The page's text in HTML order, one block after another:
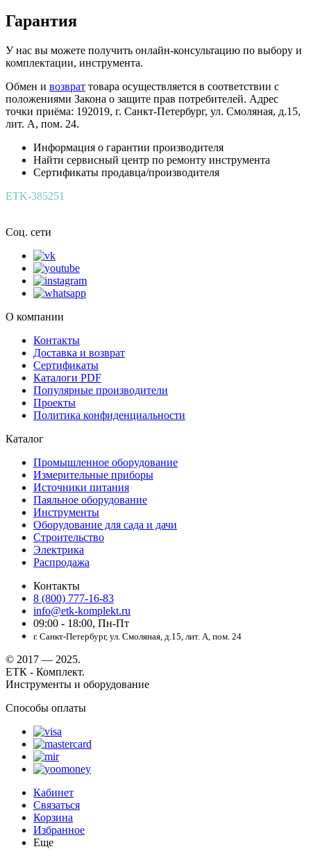
Гарантия
У нас вы можете получить онлайн-консультацию по выбору и
комплектации, инструмента.
Обмен и возврат товара осуществляется в соответствии с
положениями Закона о защите прав потребителей. Адрес
точки приёма: 192019, г. Санкт-Петербург, ул. Смоляная, д.15,
лит. А, пом. 24.
Информация о гарантии производителя
Найти сервисный центр по ремонту инструмента
Сертификаты продавца/производителя
ETK-385251
Соц. сети
О компании
Контакты
Доставка и возврат
Сертификаты
Каталоги PDF
Популярные производители
Проекты
Политика конфиденциальности
Каталог
Промышленное оборудование
Измерительные приборы
Источники питания
Паяльное оборудование
Инструменты
Оборудование для сада и дачи
Строительство
Электрика
Распродажа
Контакты
8 (800) 777-16-83
info@etk-komplekt.ru
09:00 - 18:00, Пн-Пт
г. Санкт-Петербург, ул. Смоляная, д.15, лит. А, пом. 24
© 2017 — 2025.
ЕТК - Комплект.
Инструменты и оборудование
Способы оплаты
Кабинет
Связаться
Корзина
Избранное
Еще